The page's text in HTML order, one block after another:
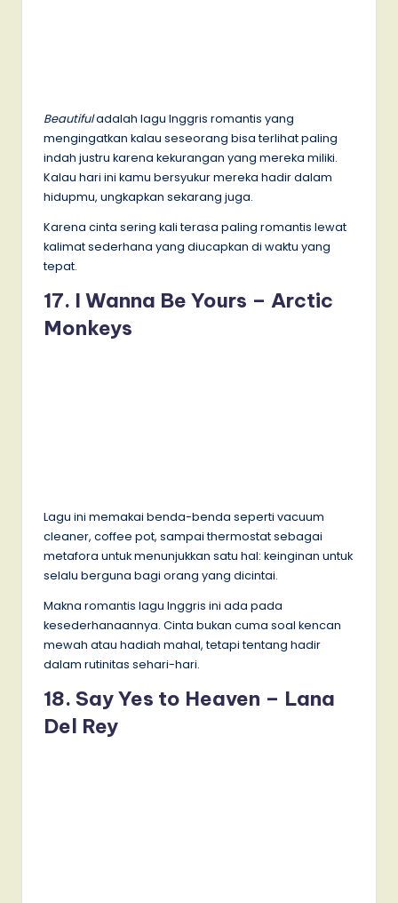
Beautifuladalah lagu Inggris romantis yang
mengingatkan kalau seseorang bisa terlihat paling
indah justru karena kekurangan yang mereka miliki.
Kalau hari ini kamu bersyukur mereka hadir dalam
hidupmu, ungkapkan sekarang juga.
Karena cinta sering kali terasa paling romantis lewat
kalimat sederhana yang diucapkan di waktu yang
tepat.
17. I Wanna Be Yours – Arctic
Monkeys
Lagu ini memakai benda-benda seperti vacuum
cleaner, coffee pot, sampai thermostat sebagai
metafora untuk menunjukkan satu hal: keinginan untuk
selalu berguna bagi orang yang dicintai.
Makna romantis lagu Inggris ini ada pada
kesederhanaannya. Cinta bukan cuma soal kencan
mewah atau hadiah mahal, tetapi tentang hadir
dalam rutinitas sehari-hari.
18. Say Yes to Heaven – Lana
Del Rey